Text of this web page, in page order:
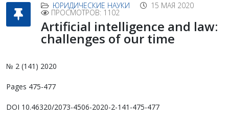
ЮРИДИЧЕСКИЕ НАУКИ 15 МАЯ 2020
ПРОСМОТРОВ: 1102
Artificial intelligence and law:
challenges of our time
№ 2 (141) 2020
Pages 475-477
DOI 10.46320/2073-4506-2020-2-141-475-477